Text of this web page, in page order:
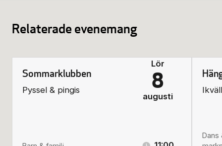
Relaterade evenemang
Sommarklubben
Pyssel & pingis
Lör
8
augusti
Dans